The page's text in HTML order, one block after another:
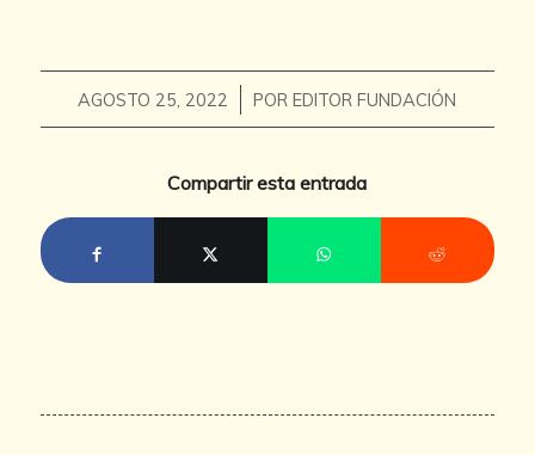
AGOSTO 25, 2022
/ POREDITOR FUNDACIÓN
Compartir esta entrada